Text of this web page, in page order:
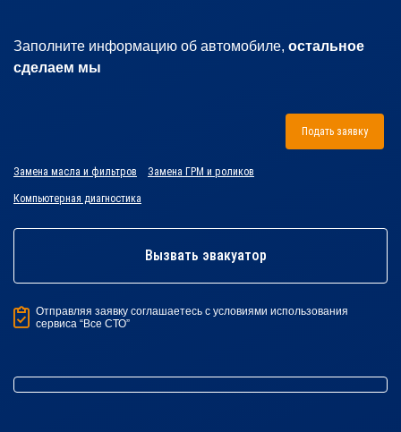
Заполните информацию об автомобиле, остальное
сделаем мы
Подать заявку
Замена масла и фильтров Замена ГРМ и роликов
Компьютерная диагностика
Вызвать эвакуатор
Отправляя заявку соглашаетесь с условиями использования
сервиса “Все СТО”